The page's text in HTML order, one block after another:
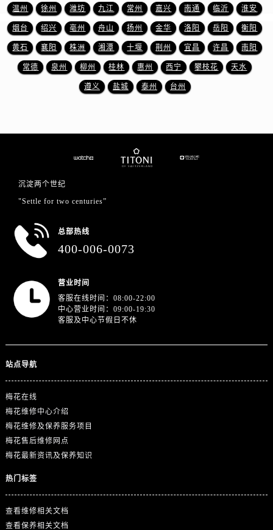
山东省济南市历下区经十路11111号华润中心写字楼（万象城）15层1508室售后服务中心（需提前预约）
山东省济宁市任城区太白楼路售后服务中心（需提前预约）
山东省莱芜市文化南路8号银座商城名表维修一楼名表维修售后服务中心（需提前预约）
山东省临沂市兰山区解放路售后服务中心（需提前预约）
山东省日照市东港区烟台路售后服务中心（需提前预约）
浙江省舟山市定海区解放东路售后服务中心（需提前预约）
澳门特别行政区风顺堂区南湾大马路售后服务中心（需提前预约）
温州 徐州 潍坊 九江 常州 嘉兴 南通 临沂 淮安
烟台 绍兴 亳州 舟山 扬州 金华 洛阳 岳阳 衡阳
黄石 襄阳 株洲 湘潭 十堰 荆州 宜昌 许昌 南阳
常德 泉州 柳州 桂林 惠州 西宁 攀枝花 天水
遵义 盐城 泰州 台州
沉淀两个世纪
"Settle for two centuries”
总部热线
400-006-0073
营业时间
客服在线时间：08:00-22:00
中心营业时间：09:00-19:30
客服及中心节假日不休
站点导航
梅花在线
梅花维修中心介绍
梅花维修及保养服务项目
梅花售后维修网点
梅花最新资讯及保养知识
热门标签
查看维修相关文档
查看保养相关文档